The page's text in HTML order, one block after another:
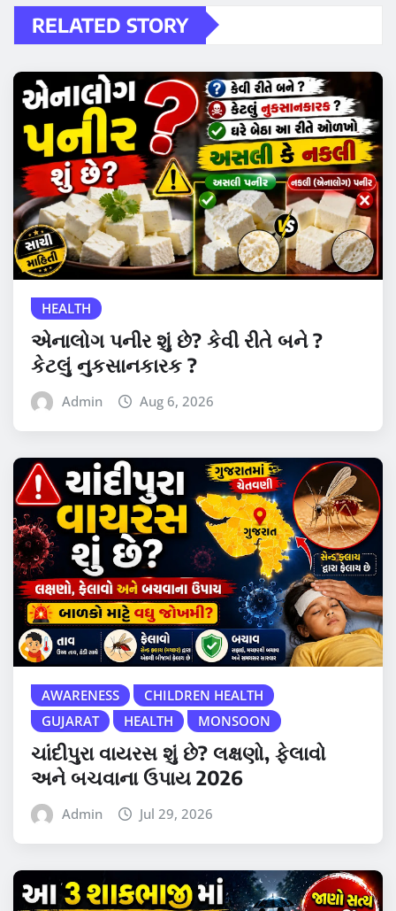
RELATED STORY
HEALTH
એનાલોગ પનીર શું છે? કેવી રીતે બને ?
કેટલું નુકસાનકારક ?
Admin Aug 6, 2026
AWARENESS
CHILDREN HEALTH
GUJARAT
HEALTH MONSOON
ચાંદીપુરા વાયરસ શું છે? લક્ષણો, ફેલાવો
અને બચવાના ઉપાય 2026
Admin Jul 29, 2026